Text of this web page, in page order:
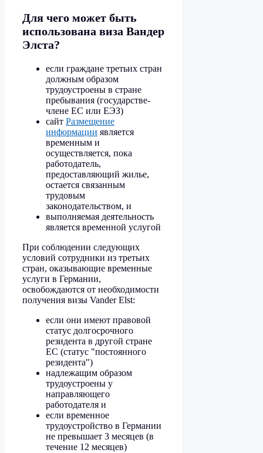
Для чего может быть
использована виза Вандер
Элста?
если граждане третьих стран
должным образом
трудоустроены в стране
пребывания (государстве-
члене ЕС или ЕЭЗ)
сайт Размещение
информации является
временным и
осуществляется, пока
работодатель,
предоставляющий жилье,
остается связанным
трудовым
законодательством, и
выполняемая деятельность
является временной услугой
При соблюдении следующих
условий сотрудники из третьих
стран, оказывающие временные
услуги в Германии,
освобождаются от необходимости
получения визы Vander Elst:
если они имеют правовой
статус долгосрочного
резидента в другой стране
ЕС (статус "постоянного
резидента")
надлежащим образом
трудоустроены у
направляющего
работодателя и
если временное
трудоустройство в Германии
не превышает 3 месяцев (в
течение 12 месяцев)